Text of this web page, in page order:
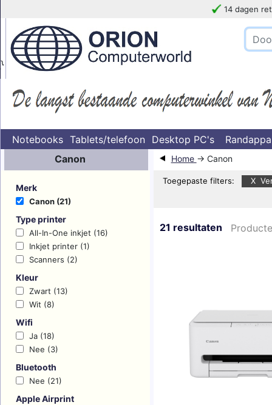
14 dagen
!!!!! LET
}
Notebooks Tablets/telefoon Desktop PC's
Canon
Merk
Canon (21)
Type printer
All-In-One inkjet (16)
Inkjet printer (1)
Scanners (2)
Kleur
Zwart (13)
Wit (8)
Wifi
Ja (18)
Nee (3)
Bluetooth
Nee (21)
Apple Airprint
Home → Canon
Toegepaste filters: X
21 resultaten